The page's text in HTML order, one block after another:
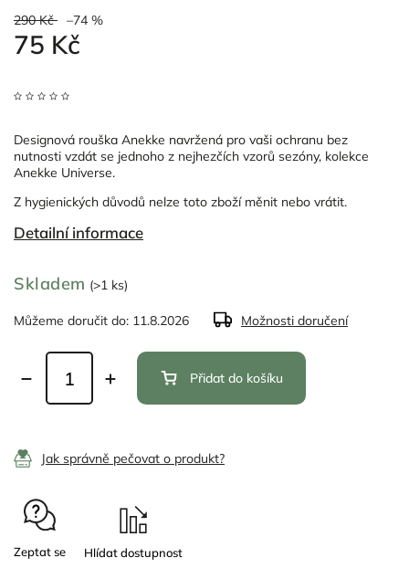
290 Kč –74 %
75 Kč
Designová rouška Anekke navržená pro vaši ochranu bez
nutnosti vzdát se jednoho z nejhezčích vzorů sezóny, kolekce
Anekke Universe.
Z hygienických důvodů nelze toto zboží měnit nebo vrátit.
Detailní informace
Skladem (>1 ks)
Můžeme doručit do: 11.8.2026 Možnosti doručení
Přidat do košíku
Jak správně pečovat o produkt?
Zeptat se